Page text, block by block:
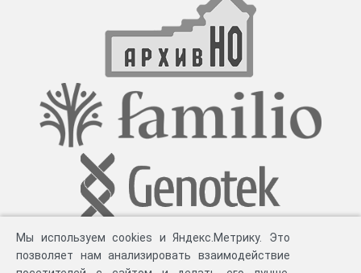
Мы используем cookies и Яндекс.Метрику. Это
позволяет нам анализировать взаимодействие